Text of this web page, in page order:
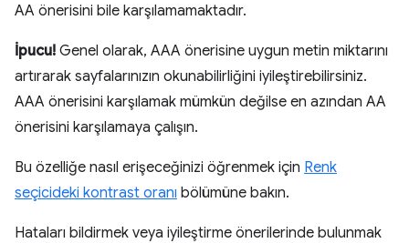
AA önerisini bile karşılamamaktadır.
İpucu! Genel olarak, AAA önerisine uygun metin miktarını
artırarak sayfalarınızın okunabilirliğini iyileştirebilirsiniz.
AAA önerisini karşılamak mümkün değilse en azından AA
önerisini karşılamaya çalışın.
Bu özelliğe nasıl erişeceğinizi öğrenmek için Renk
seçicideki kontrast oranı bölümüne bakın.
Hataları bildirmek veya iyileştirme önerilerinde bulunmak